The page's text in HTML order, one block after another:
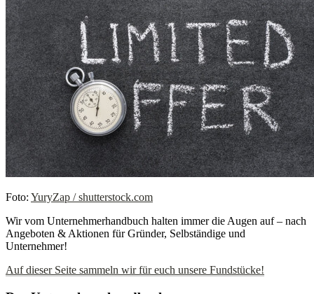
Foto: YuryZap / shutterstock.com
Wir vom Unternehmerhandbuch halten immer die Augen auf – nach
Angeboten & Aktionen für Gründer, Selbständige und
Unternehmer!
Auf dieser Seite sammeln wir für euch unsere Fundstücke!